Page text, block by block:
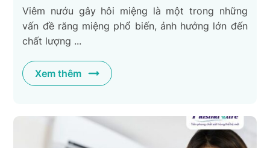
Viêm nướu gây hôi miệng là một trong những
vấn đề răng miệng phổ biến, ảnh hưởng lớn đến
chất lượng ...
Xem thêm